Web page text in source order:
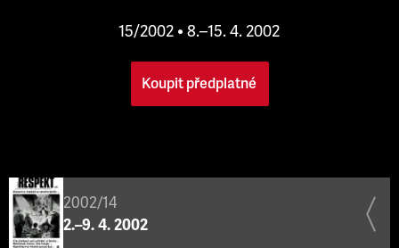
15/2002 • 8.–15. 4. 2002
Koupit předplatné
2002/14
2.–9. 4. 2002